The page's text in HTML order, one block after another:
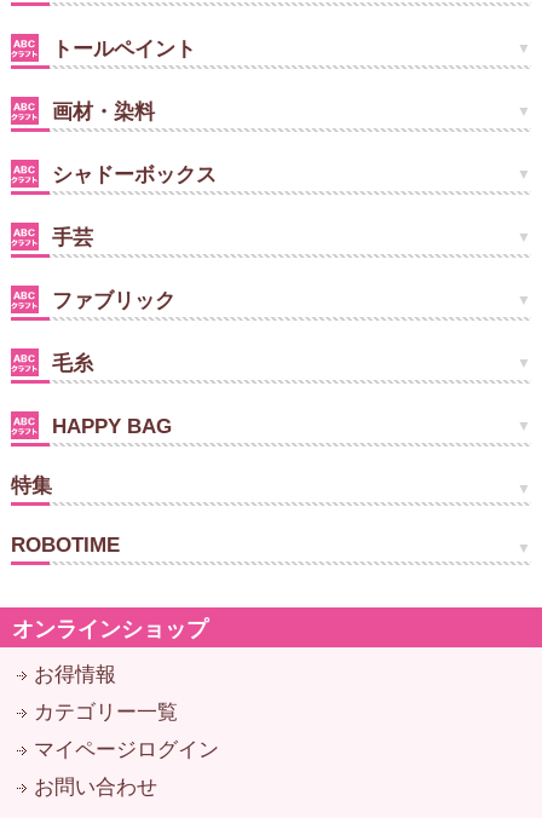
トールペイント
画材・染料
シャドーボックス
手芸
ファブリック
毛糸
HAPPY BAG
特集
ROBOTIME
オンラインショップ
お得情報
カテゴリー一覧
マイページログイン
お問い合わせ